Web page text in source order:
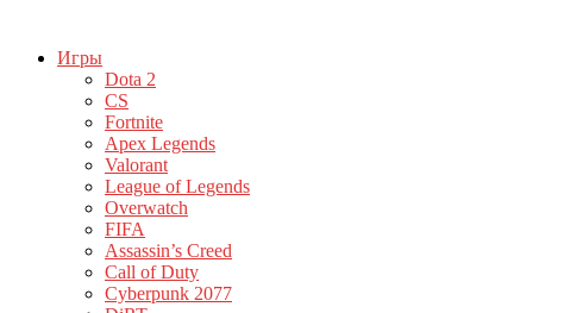
Игры
Dota 2
CS
Fortnite
Apex Legends
Valorant
League of Legends
Overwatch
FIFA
Assassin’s Creed
Call of Duty
Cyberpunk 2077